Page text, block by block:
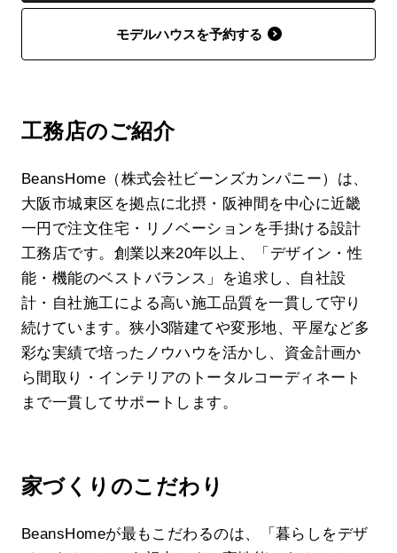
モデルハウスを予約する
工務店のご紹介
BeansHome（株式会社ビーンズカンパニー）は、
大阪市城東区を拠点に北摂・阪神間を中心に近畿
一円で注文住宅・リノベーションを手掛ける設計
工務店です。創業以来20年以上、「デザイン・性
能・機能のベストバランス」を追求し、自社設
計・自社施工による高い施工品質を一貫して守り
続けています。狭小3階建てや変形地、平屋など多
彩な実績で培ったノウハウを活かし、資金計画か
ら間取り・インテリアのトータルコーディネート
まで一貫してサポートします。
家づくりのこだわり
BeansHomeが最もこだわるのは、「暮らしをデザ